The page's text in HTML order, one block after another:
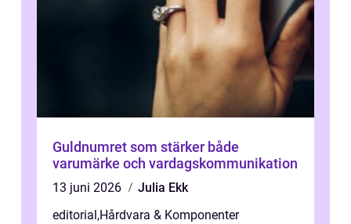
Guldnumret som stärker både
varumärke och vardagskommunikation
13 juni 2026
Julia Ekk
editorial,Hårdvara & Komponenter